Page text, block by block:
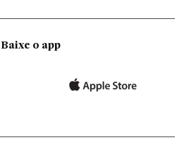
Baixe o app